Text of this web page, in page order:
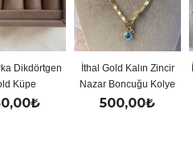
İthal Gold Kalın Zincir
Nazar Boncuğu Kolye
500,00
İthal Gold Renkli
Y Kolye
500,00